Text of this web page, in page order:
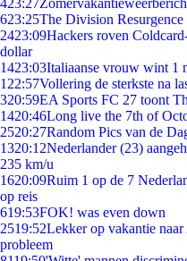
423:27
623:25The Division Resurgence
2423:09Hackers roven
dollar
1423:03Italiaanse vrouw wint 1
1 22:57Vollering de sterkste na
320:59EA Sports FC 27 toont
1420:46Long live the 7th of
2520:27Random Pics van de
1320:12Nederlander (23)
235 km/u
1620:09Ruim 1 op de 7
op reis
619:53FOK! was even down
2519:52Lekker op vakantie
probleem